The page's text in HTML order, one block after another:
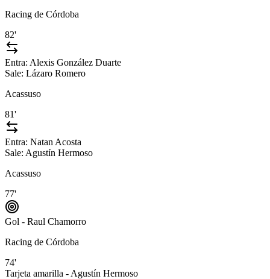
Racing de Córdoba
82'
Entra: Alexis González Duarte
Sale: Lázaro Romero
Acassuso
81'
Entra: Natan Acosta
Sale: Agustín Hermoso
Acassuso
77'
Gol - Raul Chamorro
Racing de Córdoba
74'
Tarjeta amarilla - Agustín Hermoso